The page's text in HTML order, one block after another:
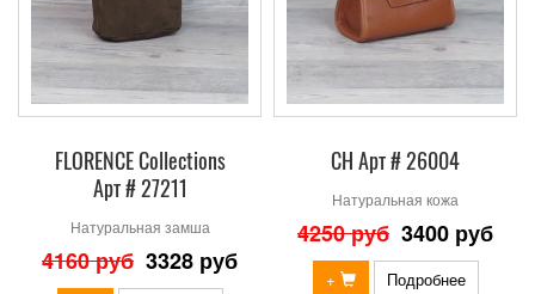
FLORENCE Collections
Арт # 27211
Натуральная замша
4160 руб 3328 руб
СН Арт # 26004
Натуральная кожа
4250 руб 3400 руб
+ Подробнее